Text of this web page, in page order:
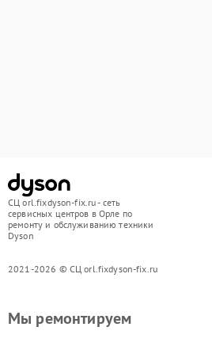
СЦ orl.fixdyson-fix.ru - сеть
сервисных центров в Орле по
ремонту и обслуживанию техники
Dyson
2021-2026 © СЦ orl.fixdyson-fix.ru
Мы ремонтируем